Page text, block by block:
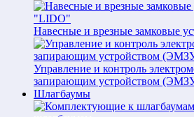
Навесные и врезные замковые
Управление и контроль
запирающим устройством
Шлагбаумы